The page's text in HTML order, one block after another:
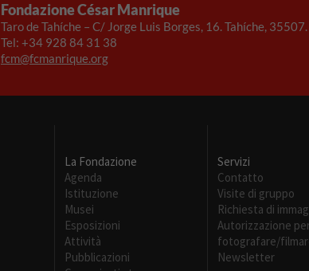
Fondazione César Manrique
Taro de Tahíche – C/ Jorge Luis Borges, 16. Tahíche,
Tel: +34 928 84 31 38
fcm@fcmanrique.org
La Fondazione
Agenda
Istituzione
Musei
Esposizioni
Attività
Pubblicazioni
Servizi
Contatto
Visite di gruppo
Richiesta di
Autorizzazione
fotografare/
Newsletter